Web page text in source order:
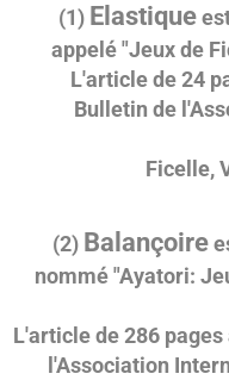
(1) Elastique
appelé "Jeux de
L'article de 24
Bulletin de
Ficelle,
(2) Balançoire
nommé "Ayatori:
L'article de 286
l'Association